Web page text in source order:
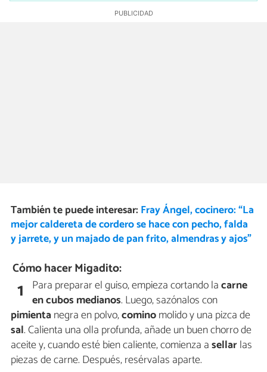
También te puede interesar: Fray Ángel, cocinero: “La
mejor caldereta de cordero se hace con pecho, falda
y jarrete, y un majado de pan frito, almendras y ajos”
Cómo hacer Migadito:
1 Para preparar el guiso, empieza cortando lacarne
en cubos medianos. Luego, sazónalos con
pimientanegra en polvo,cominomolido y una pizca de
sal. Calienta una olla profunda, añade un buen chorro de
aceite y, cuando esté bien caliente, comienza asellarlas
piezas de carne. Después, resérvalas aparte.